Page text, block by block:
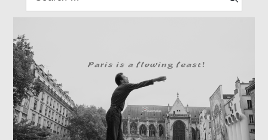
Search